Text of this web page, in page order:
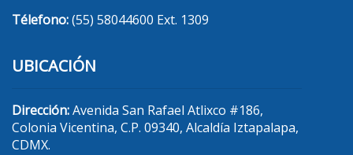
Télefono:(55) 58044600 Ext. 1309
UBICACIÓN
Dirección:Avenida San Rafael Atlixco #186,
Colonia Vicentina, C.P. 09340, Alcaldía Iztapalapa,
CDMX.